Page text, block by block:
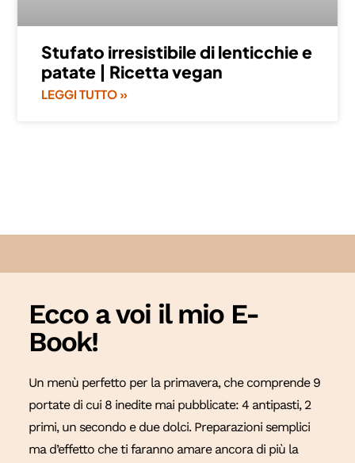
Stufato irresistibile di lenticchie e
patate | Ricetta vegan
LEGGI TUTTO »
Ecco a voi il mio E-
Book!
Un menù perfetto per la primavera, che comprende 9
portate di cui 8 inedite mai pubblicate: 4 antipasti, 2
primi, un secondo e due dolci. Preparazioni semplici
ma d’effetto che ti faranno amare ancora di più la